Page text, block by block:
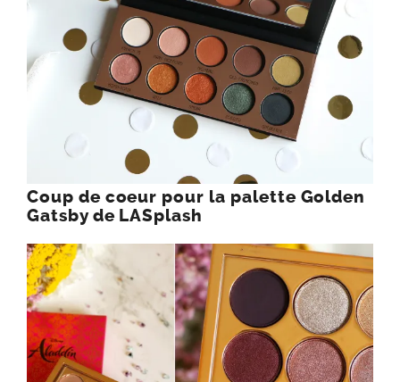
Coup de coeur pour la palette Golden
Gatsby de LASplash